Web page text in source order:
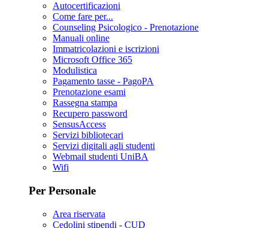
Autocertificazioni
Come fare per...
Counseling Psicologico - Prenotazione
Manuali online
Immatricolazioni e iscrizioni
Microsoft Office 365
Modulistica
Pagamento tasse - PagoPA
Prenotazione esami
Rassegna stampa
Recupero password
SensusAccess
Servizi bibliotecari
Servizi digitali agli studenti
Webmail studenti UniBA
Wifi
Per Personale
Area riservata
Cedolini stipendi - CUD